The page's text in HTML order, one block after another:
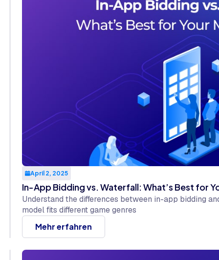
April 2, 2025
In-App Bidding vs. Waterfall: What’s Best for
Understand the differences between in-app bidding
model fits different game genres
Mehr erfahren